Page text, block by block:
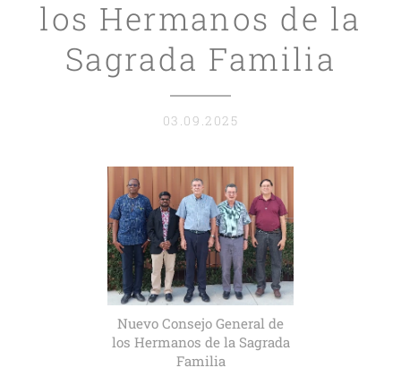
los Hermanos de la
Sagrada Familia
03.09.2025
Nuevo Consejo General de
los Hermanos de la Sagrada
Familia